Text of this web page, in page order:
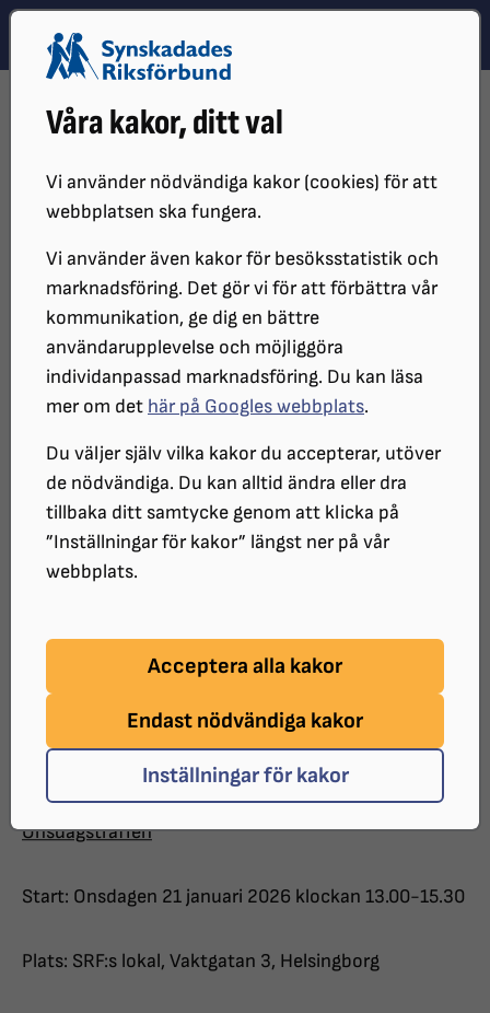
Våra kakor, ditt val
Vi använder nödvändiga kakor (cookies) för att
webbplatsen ska fungera.
Vi använder även kakor för besöksstatistik och
marknadsföring. Det gör vi för att förbättra vår
kommunikation, ge dig en bättre
användarupplevelse och möjliggöra
individanpassad marknadsföring. Du kan läsa
mer om det här på Googles webbplats.
Du väljer själv vilka kakor du accepterar, utöver
de nödvändiga. Du kan alltid ändra eller dra
tillbaka ditt samtycke genom att klicka på
”Inställningar för kakor” längst ner på vår
webbplats.
Acceptera alla kakor
Endast nödvändiga kakor
Inställningar för kakor
Hoppa till innehåll
Hoppa till hitta snabbt
DISTRIKT
SRF SKÅNE
SRF SKÅNES LOKALFÖRENINGAR
Kalendarium
Aktiviteter under våren 2026
Bokcirkel:Start: Måndagen 19 januari 2026 klockan
14.00-15.30 i föreningens lokal, Vaktgatan 3,
Helsingborg
Fikaavgift: 30 kr
Anmälan till kansliet telefon 042-15 83 93 eller e-
mailsrfvastraskane@srf.nu
Vi läser olika böcker och ger varandra tips om böcker.
Datum för bokcirkeln
Onsdagsträffen
Start: Onsdagen 21 januari 2026 klockan 13.00-15.30
Plats: SRF:s lokal, Vaktgatan 3, Helsingborg